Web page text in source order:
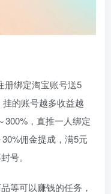
册绑定淘宝账号送5
的账号越多收益越
300%，直推一人绑定
佣金提成，满5元
号。
等可以赚钱的任务，